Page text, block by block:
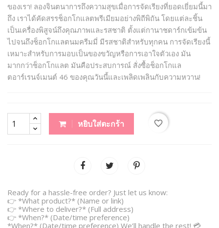
ของเรา! ลองจินตนาการถึงความสุขเมื่อการจัดเรียงที่ยอดเยี่ยมนี้มา
ถึง เราได้คัดสรรช็อกโกแลตพรีเมียมอย่างพิถีพิถัน โดยแต่ละชิ้น
เป็นเครื่องพิสูจน์ถึงคุณภาพและรสชาติ ตั้งแต่กานาชดาร์กเข้มข้น
ไปจนถึงช็อกโกแลตนมครีมมี่ มีรสชาติสำหรับทุกคน การจัดเรียงนี้
เหมาะสำหรับการมอบเป็นของขวัญหรือการเอาใจตัวเอง มัน
มากกว่าช็อกโกแลต มันคือประสบการณ์ สั่งซื้อช็อกโกแล
ตอาร์เรนจ์เมนต์ 46 ของคุณวันนี้และเพลิดเพลินกับความหวาน!
หยิบใส่ตะกร้า favorite_border
Ready for a hassle-free order? Just let us know:
👉 *What product?* (Name or link)
👉 *Where to deliver?* (Full address)
👉 *When?* (Date/time preference)
*When?* (Date/time preference) We’ll handle the rest! 💳